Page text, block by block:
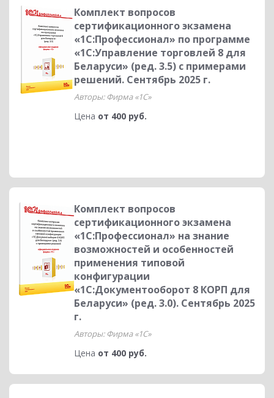
Комплект вопросов
сертификационного экзамена
«1С:Профессионал» по программе
«1С:Управление торговлей 8 для
Беларуси» (ред. 3.5) с примерами
решений. Сентябрь 2025 г.
Авторы: Фирма «1С»
Цена от 400 руб.
Комплект вопросов
сертификационного экзамена
«1С:Профессионал» на знание
возможностей и особенностей
применения типовой
конфигурации
«1С:Документооборот 8 КОРП для
Беларуси» (ред. 3.0). Сентябрь 2025
г.
Авторы: Фирма «1С»
Цена от 400 руб.